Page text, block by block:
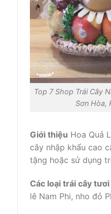
Top 7 Shop Trái Cây
Sơn Hòa,
Giới thiệu Hoa Quả
cây nhập khẩu cao
tặng hoặc sử dụng
Các loại trái cây
lê Nam Phi, nho đỏ